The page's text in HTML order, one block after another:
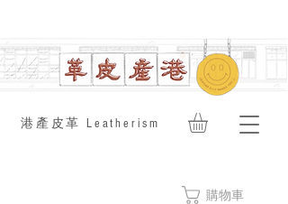
​港產皮革 Leatherism
購物車